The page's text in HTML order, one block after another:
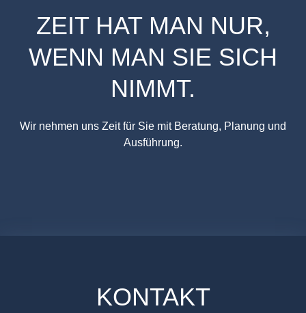
ZEIT HAT MAN NUR,
WENN MAN SIE SICH
NIMMT.
Wir nehmen uns Zeit für Sie mit Beratung, Planung und
Ausführung.
KONTAKT